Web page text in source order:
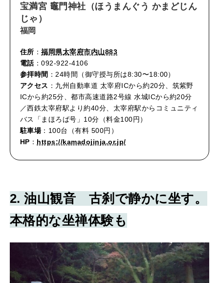
宝満宮 竈門神社（ほうまんぐう かまどじん
じゃ ）
福岡
住所 ：福岡県太宰府市内山883
電話：092-922-4106
参拝時間 ：24時間（御守授与所は8:30〜18:00）
アクセス ：九州自動車道 太宰府ICから約20分、筑紫野
ICから約25分、都市高速道路2号線 水城ICから約20分
／西鉄太宰府駅より約40分、太宰府駅からコミュニティ
バス「まほろば号」10分（料金100円）
駐車場：100台（有料 500円）
HP ： https://kamadojinja.or.jp/
2. 油山観音 古刹で静かに坐す。
本格的な坐禅体験も